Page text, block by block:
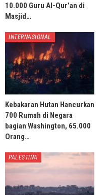
10.000 Guru Al-Qur’an di
Masjid…
INTERNASIONAL
Kebakaran Hutan Hancurkan
700 Rumah di Negara
bagian Washington, 65.000
Orang…
PALESTINA